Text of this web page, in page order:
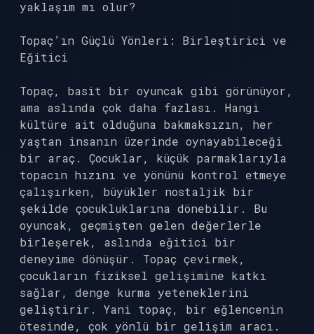
yaklaşım mı olur?
Topaç’ın Güçlü Yönleri: Birleştirici ve
Eğitici
Topaç, basit bir oyuncak gibi görünüyor,
ama aslında çok daha fazlası. Hangi
kültüre ait olduğuna bakmaksızın, her
yaştan insanın üzerinde oynayabileceği
bir araç. Çocuklar, küçük parmaklarıyla
topacın hızını ve yönünü kontrol etmeye
çalışırken, büyükler nostaljik bir
şekilde çocukluklarına dönebilir. Bu
oyuncak, geçmişten gelen değerlerle
birleşerek, aslında eğitici bir
deneyime dönüşür. Topaç çevirmek,
çocukların fiziksel gelişimine katkı
sağlar, denge kurma yeteneklerini
geliştirir. Yani topaç, bir eğlencenin
ötesinde, çok yönlü bir gelişim aracı.